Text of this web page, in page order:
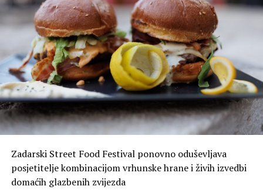
Zadarski Street Food Festival ponovno oduševljava
posjetitelje kombinacijom vrhunske hrane i živih izvedbi
domaćih glazbenih zvijezda